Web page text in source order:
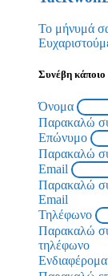
Το μήνυμά
Συνέβη
Όνομα
Παρακαλώ
Επώνυμο
Παρακαλώ
Email
Παρακαλώ
Email
Τηλέφωνο
Παρακαλώ
τηλέφωνο